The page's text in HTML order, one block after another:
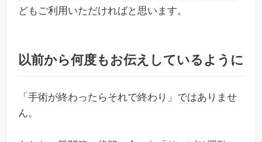
どもご利用いただければと思います。
以前から何度もお伝えしているように
「手術が終わったらそれで終わり」ではありませ
ん。